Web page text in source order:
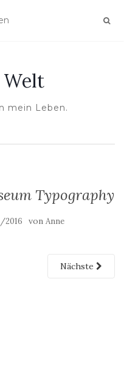
Welt
mein Leben.
Typography
2016 von Anne
Nächste